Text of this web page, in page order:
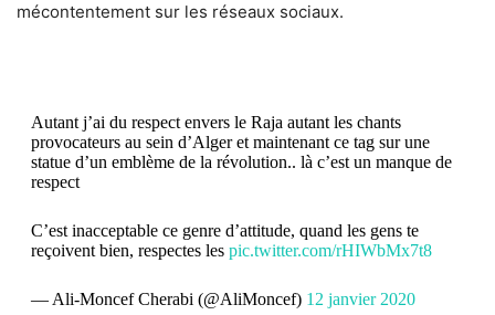
mécontentement sur les réseaux sociaux.
Autant j’ai du respect envers le Raja autant les chants
provocateurs au sein d’Alger et maintenant ce tag sur une
statue d’un emblème de la révolution.. là c’est un manque de
respect
C’est inacceptable ce genre d’attitude, quand les gens te
reçoivent bien, respectes les pic.twitter.com/rHIWbMx7t8
— Ali-Moncef Cherabi (@AliMoncef) 12 janvier 2020